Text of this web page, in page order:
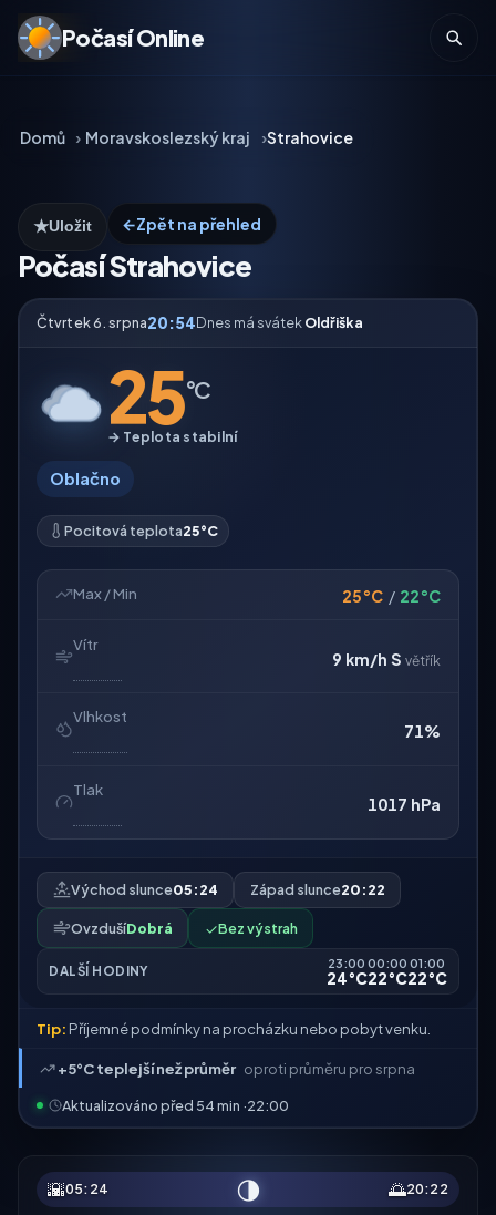
Počasí Online
Domů Moravskoslezský kraj Strahovice
←Zpět na přehled
Počasí Strahovice
★Uložit
Čtvrtek 6. srpna20:54Dnes má svátekOldřiška
25°C
→ Teplota stabilní
Oblačno
Pocitová teplota25°C
Max / Min 25°C / 22°C
Vítr
9 km/h S větřík
Vlhkost
71%
Tlak
1017 hPa
Východ slunce05:24 Západ slunce20:22
OvzdušíDobrá ✓Bez výstrah
DALŠÍ HODINY
23:00
24°C
00:00
22°C
01:00
22°C
Tip: Příjemné podmínky na procházku nebo pobyt venku.
+5°C teplejší než průměr oproti průměru pro srpna
Aktualizováno před 54 min ·22:00
🌇05:24 🌗 🌅20:22